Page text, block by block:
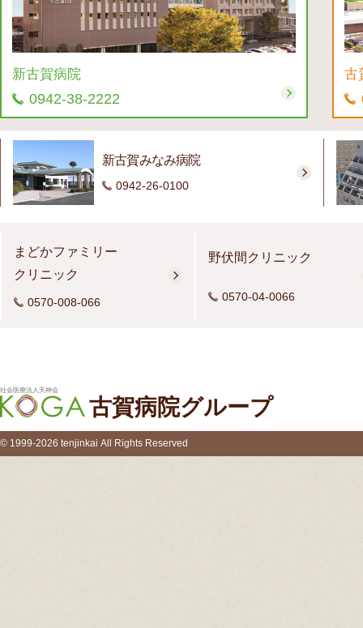
新古賀病院
0942-38-2222
古
新古賀みなみ病院
0942-26-0100
まどかファミリー
クリニック
0570-008-066
野伏間クリニック
0570-04-0066
社会医療法人天神会
古賀病院グループ
© 1999-2026 tenjinkai All Rights Reserved